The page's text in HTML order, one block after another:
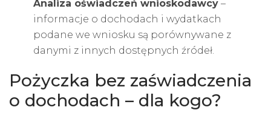
Analiza oświadczeń wnioskodawcy –
informacje o dochodach i wydatkach
podane we wniosku są porównywane z
danymi z innych dostępnych źródeł.
Pożyczka bez zaświadczenia
o dochodach – dla kogo?